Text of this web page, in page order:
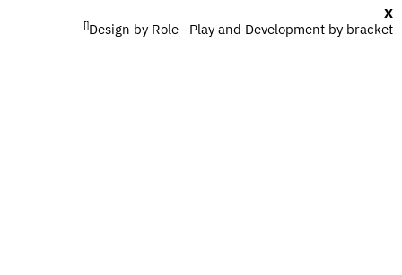
Unequal India Decoded
X
Design by Role—Playand Development by bracket
[]